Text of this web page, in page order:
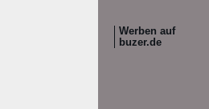
Werben auf
buzer.de